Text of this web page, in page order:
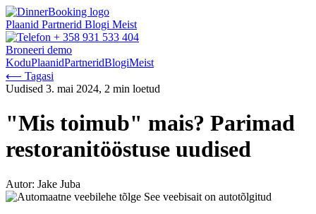
Plaanid Partnerid Blogi Meist
+ 358 931 533 404
Broneeri demo
KoduPlaanidPartneridBlogiMeist
⟵ Tagasi
Uudised 3. mai 2024, 2 min loetud
"Mis toimub" mais? Parimad
restoranitööstuse uudised
Autor: Jake Juba
See veebisait on autotõlgitud